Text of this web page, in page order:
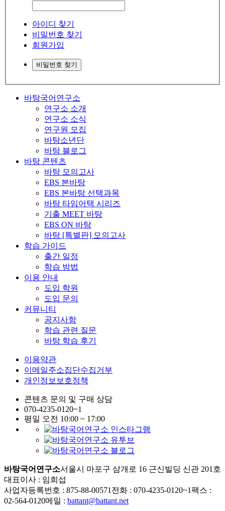
아이디 찾기
비밀번호 찾기
회원가입
비밀번호 찾기
바탕국어연구소
연구소 소개
연구소 소식
연구원 모집
바탕소년단
바탕 블로그
바탕 콘텐츠
바탕 모의고사
EBS 본바탕
EBS 본바탕 선택과목
바탕 타임어택 시리즈
기출 MEET 바탕
EBS ON 바탕
바탕 [특별판] 모의고사
학습 가이드
출간 일정
학습 방법
이용 안내
도입 학원
도입 문의
커뮤니티
공지사항
학습 관련 질문
바탕 학습 후기
이용약관
이메일주소집단수집거부
개인정보보호정책
콘텐츠 문의 및 구매 상담
070-4235-0120~1
평일 오전 10:00 ~ 17:00
바탕국어연구소서울시 마포구 삼개로 16 근신빌딩 신관 201호
대표이사 : 임희섭
사업자등록번호 : 875-88-00571 전화 : 070-4235-0120~1팩스 :
02-564-0120메일 : battant@battant.net